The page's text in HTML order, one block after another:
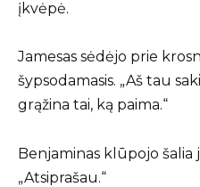
įkvėpė.
Jamesas sėdėjo prie
šypsodamasis. „Aš tau
grąžina tai, ką paima.“
Benjaminas klūpojo šalia
„Atsiprašau.“